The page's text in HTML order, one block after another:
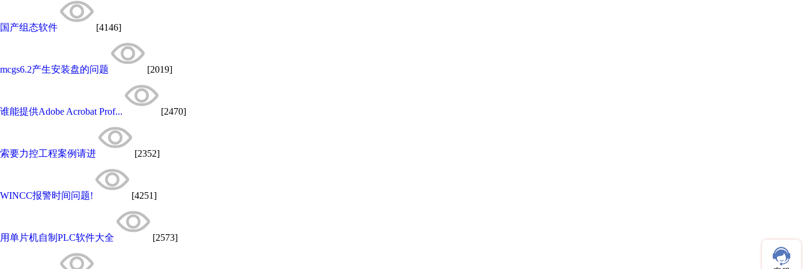
国产组态软件 [4146]
mcgs6.2产生安装盘的问题 [2019]
谁能提供Adobe Acrobat Prof... [2470]
索要力控工程案例请进 [2352]
WINCC报警时间问题! [4251]
用单片机自制PLC软件大全 [2573]